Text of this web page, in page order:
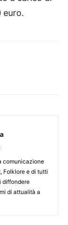
euro.
comunicazione
Folklore e di tutti
diffondere
di attualità a